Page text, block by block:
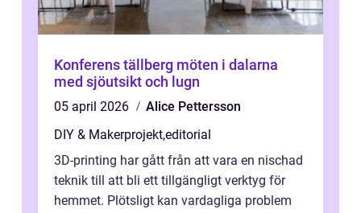
Konferens tällberg möten i dalarna
med sjöutsikt och lugn
05 april 2026
Alice Pettersson
DIY & Makerprojekt,editorial
3D-printing har gått från att vara en nischad
teknik till att bli ett tillgängligt verktyg för
hemmet. Plötsligt kan vardagliga problem